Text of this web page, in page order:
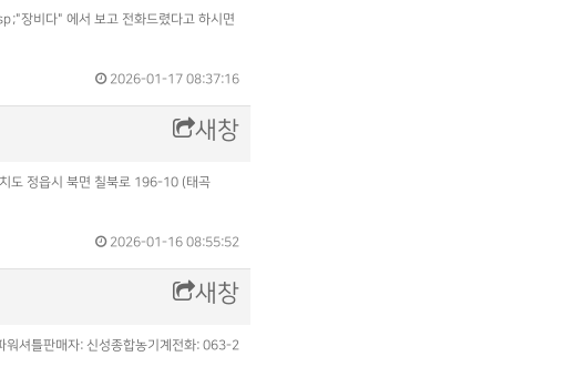
장비다" 에서 보고 전화드렸다고 하시면
2026-01-17 08:37:16
새창
도 정읍시 북면 칠북로 196-10 (태곡
2026-01-16 08:55:52
새창
워셔틀판매자: 신성종합농기계전화: 063-2